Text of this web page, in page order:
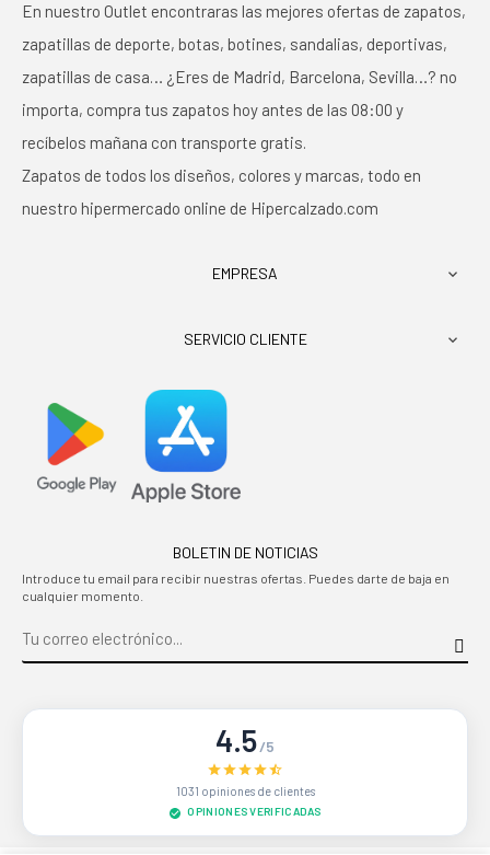
En nuestro Outlet encontraras las mejores ofertas de zapatos,
zapatillas de deporte, botas, botines, sandalias, deportivas,
zapatillas de casa… ¿Eres de Madrid, Barcelona, Sevilla…? no
importa, compra tus zapatos hoy antes de las 08:00 y
recíbelos mañana con transporte gratis.
Zapatos de todos los diseños, colores y marcas, todo en
nuestro hipermercado online de Hipercalzado.com
EMPRESA 
SERVICIO CLIENTE 
BOLETIN DE NOTICIAS
Introduce tu email para recibir nuestras ofertas. Puedes darte de baja en
cualquier momento.
4.5/5
1031 opiniones de clientes
OPINIONES VERIFICADAS